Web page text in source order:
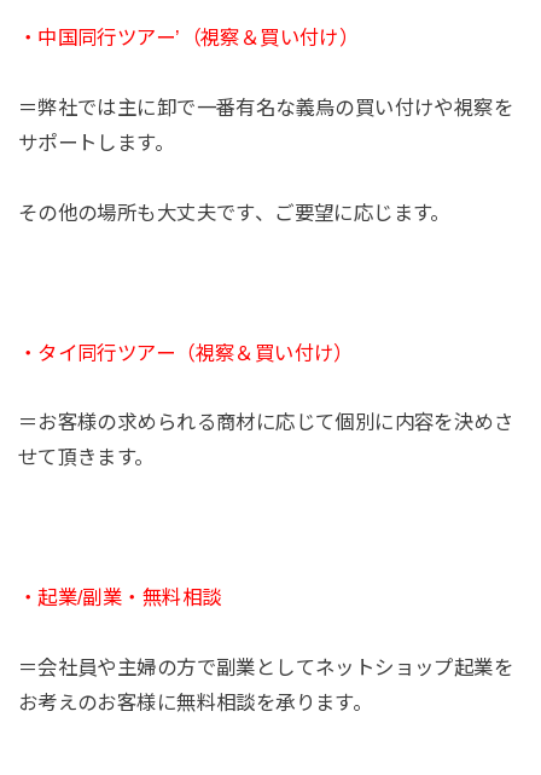
・中国同行ツアー’（視察＆買い付け）
＝弊社では主に卸で一番有名な義烏の買い付けや視察を
サポートします。
その他の場所も大丈夫です、ご要望に応じます。
・タイ同行ツアー（視察＆買い付け）
＝お客様の求められる商材に応じて個別に内容を決めさ
せて頂きます。
・起業/副業・無料相談
＝会社員や主婦の方で副業としてネットショップ起業を
お考えのお客様に無料相談を承ります。